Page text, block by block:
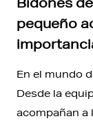
pequeño
En el mundo
Desde la
acompañan